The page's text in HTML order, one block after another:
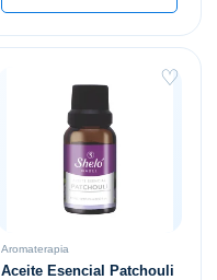
♡
Aromaterapia
Aceite Esencial Patchouli